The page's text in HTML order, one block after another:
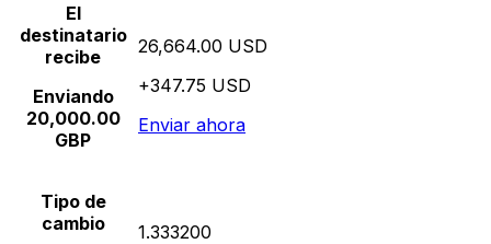
El
destinatario
recibe
Enviando
20,000.00
GBP
26,664.00 USD
+347.75 USD
Enviar ahora
Tipo de
cambio
1.333200